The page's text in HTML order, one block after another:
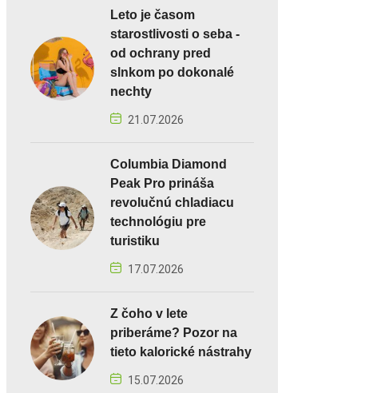
Leto je časom
starostlivosti o seba -
od ochrany pred
slnkom po dokonalé
nechty
21.07.2026
Columbia Diamond
Peak Pro prináša
revolučnú chladiacu
technológiu pre
turistiku
17.07.2026
Z čoho v lete
priberáme? Pozor na
tieto kalorické nástrahy
15.07.2026